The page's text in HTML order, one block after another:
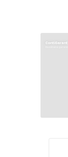
ContiGarant